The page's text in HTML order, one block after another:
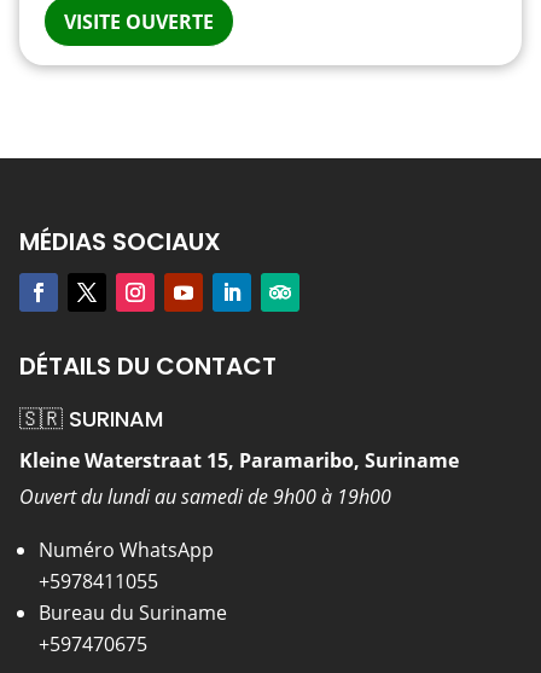
VISITE OUVERTE
MÉDIAS SOCIAUX
DÉTAILS DU CONTACT
🇸🇷 SURINAM
Kleine Waterstraat 15, Paramaribo, Suriname
Ouvert du lundi au samedi de 9h00 à 19h00
Numéro WhatsApp
+5978411055
Bureau du Suriname
+597470675